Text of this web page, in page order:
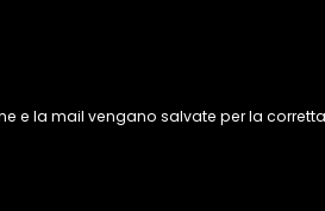
e la mail vengano salvate per la